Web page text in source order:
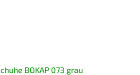
BOKAP 073 grau